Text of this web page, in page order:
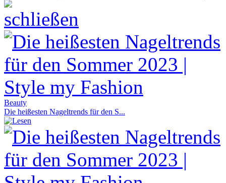
Beauty
Die heißesten Nageltrends für den S...